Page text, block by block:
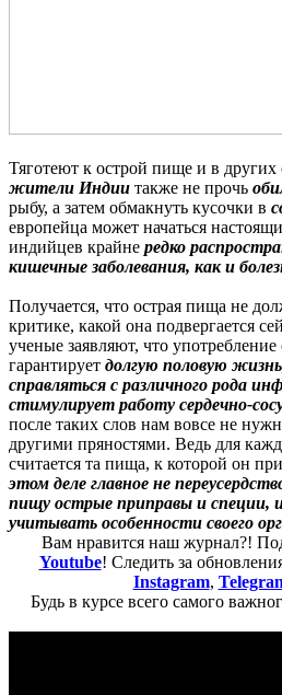
Тяготеют к острой пище и в других
жители Индии также не прочь
рыбу, а затем обмакнуть кусочки в
европейца может начаться
индийцев крайне редко
кишечные заболевания, как и
Получается, что острая пища не
критике, какой она подвергается
ученые заявляют, что
гарантирует долгую половую
справляться с различного рода
стимулирует работу сердечно-
после таких слов нам вовсе не
другими пряностями. Ведь для
считается та пища, к которой он
этом деле главное не
пищу острые приправы и специи,
учитывать особенности своего
Вам нравится наш журнал?!
Youtube! Следить за
Instagram,
Будь в курсе всего самого